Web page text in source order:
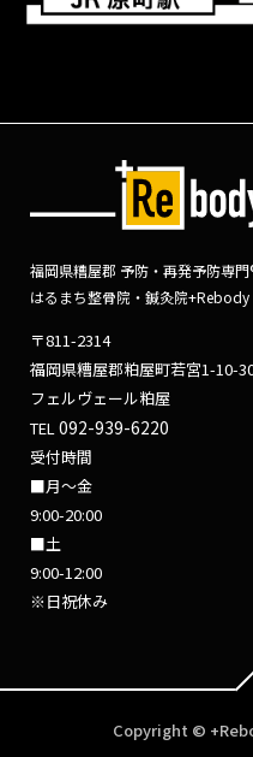
福岡県糟屋郡 予防・再発予防専門
はるまち整骨院・鍼灸院+Rebody
〒811-2314
福岡県糟屋郡粕屋町若宮1-10-
フェルヴェール粕屋
TEL092-939-6220
受付時間
■月～金
9:00-20:00
■土
9:00-12:00
※日祝休み
Copyright ©